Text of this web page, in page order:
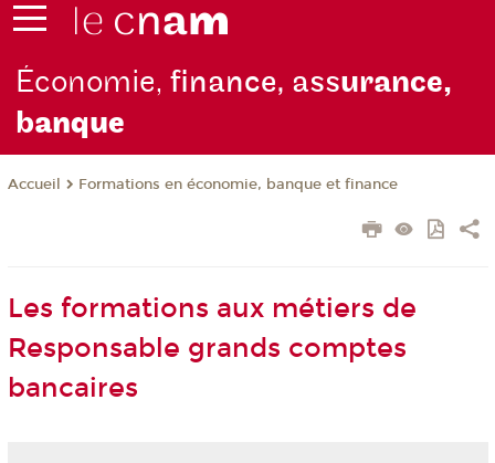
Économie,finance, assurance,
banque
Accueil Formations en économie, banque et finance
Les formations aux métiers de
Responsable grands comptes
bancaires